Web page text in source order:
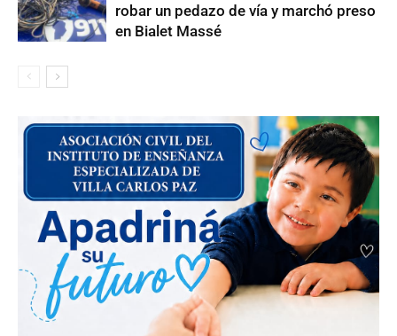
robar un pedazo de vía y marchó preso
en Bialet Massé